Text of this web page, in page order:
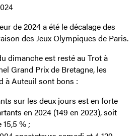
de 2024 a été le décalage des
des Jeux Olympiques de Paris.
dimanche est resté au Trot à
Grand Prix de Bretagne, les
à Auteuil sont bons :
sur les deux jours est en forte
en 2024 (149 en 2023), soit
% ;